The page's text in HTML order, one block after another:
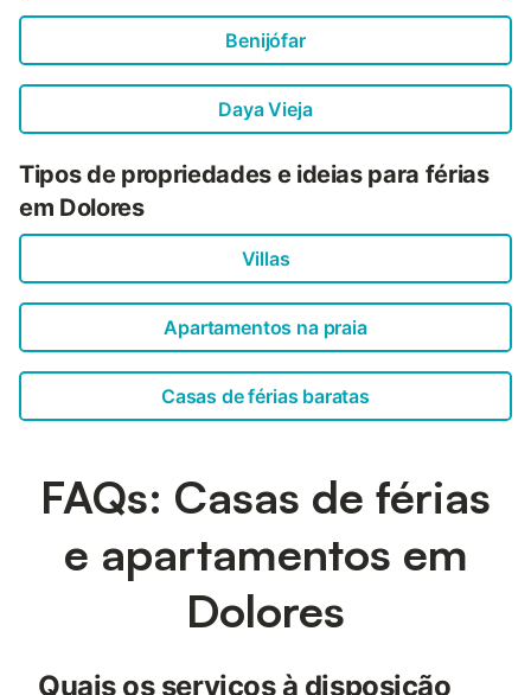
Benijófar
Daya Vieja
Tipos de propriedades e ideias para férias
em Dolores
Villas
Apartamentos na praia
Casas de férias baratas
FAQs: Casas de férias
e apartamentos em
Dolores
Quais os serviços à disposição